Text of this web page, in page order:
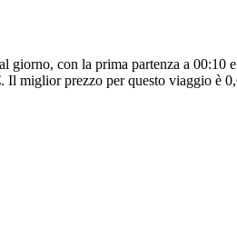
giorno, con la prima partenza a 00:10
miglior prezzo per questo viaggio è